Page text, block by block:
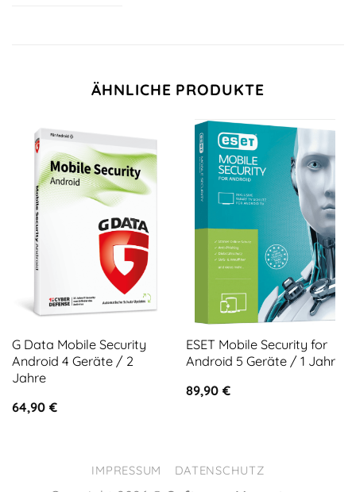
ÄHNLICHE PRODUKTE
G Data Mobile Security
Android 4 Geräte / 2
Jahre
64,90 €
ESET Mobile Security for
Android 5 Geräte / 1 Jahr
89,90 €
IMPRESSUM DATENSCHUTZ